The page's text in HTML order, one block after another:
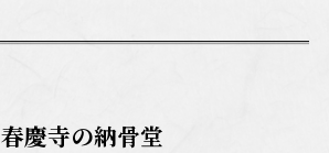
春慶寺の納骨堂